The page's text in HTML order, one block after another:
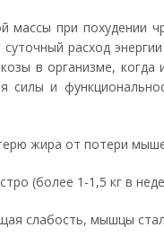
массы при похудении
суточный расход
в организме, когда
силы и
жира от потери
(более 1-1,5 кг в
слабость, мышцы